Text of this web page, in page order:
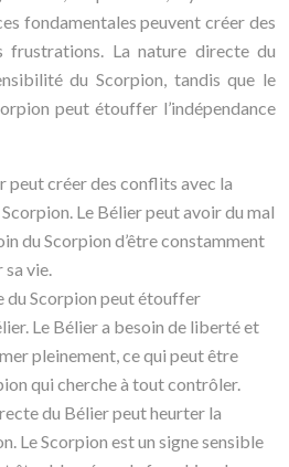
fondamentales peuvent créer des
frustrations. La nature directe du
du Scorpion, tandis que le
peut étouffer l’indépendance
peut créer des conflits avec la
Le Bélier peut avoir du mal
du Scorpion d’être constamment
vie.
du Scorpion peut étouffer
Le Bélier a besoin de liberté et
pleinement, ce qui peut être
qui cherche à tout contrôler.
du Bélier peut heurter la
Le Scorpion est un signe sensible